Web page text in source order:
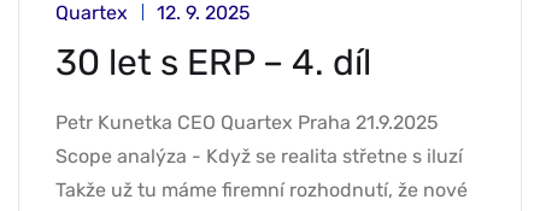
Quartex 12. 9. 2025
30 let s ERP – 4. díl
Petr Kunetka CEO Quartex Praha 21.9.2025
Scope analýza - Když se realita střetne s iluzí
Takže už tu máme firemní rozhodnutí, že nové